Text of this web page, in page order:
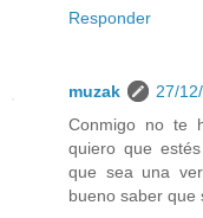
Responder
muzak
27/
Conmigo no te
quiero que
que sea una
bueno saber que